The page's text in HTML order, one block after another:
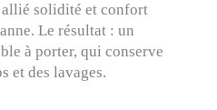
allié solidité et confort
Le résultat : un
à porter, qui conserve
et des lavages.